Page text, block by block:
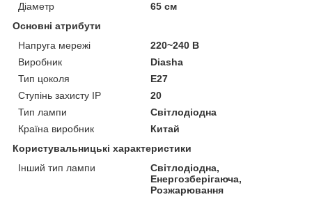
Діаметр
65 см
Основні атрибути
Напруга мережі
220~240 В
Виробник
Diasha
Тип цоколя
E27
Ступінь захисту IP
20
Тип лампи
Світлодіодна
Країна виробник
Китай
Користувальницькі характеристики
Інший тип лампи
Світлодіодна,
Енергозберігаюча,
Розжарювання